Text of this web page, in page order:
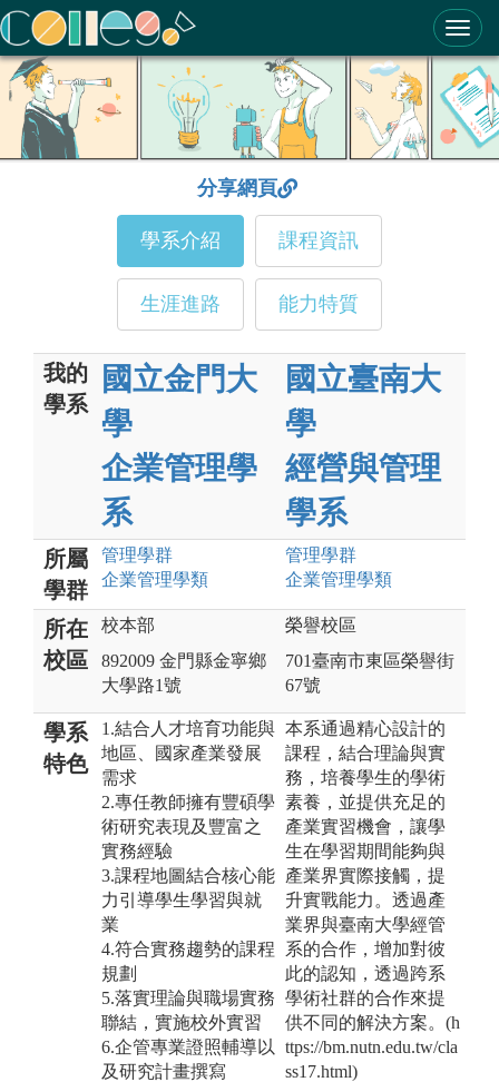
ColleGo! 大學選才與高中育才輔助系統
分享網頁
學系介紹 課程資訊
生涯進路 能力特質
我的
學系
國立金門大
學
企業管理學
系
國立臺南大
學
經營與管理
學系
所屬
學群
管理學群
企業管理學類
管理學群
企業管理學類
所在
校區
校本部
892009 金門縣金寧鄉
大學路1號
榮譽校區
701臺南市東區榮譽街
67號
學系
特色
1.結合人才培育功能與
地區、國家產業發展
需求
2.專任教師擁有豐碩學
術研究表現及豐富之
實務經驗
3.課程地圖結合核心能
力引導學生學習與就
業
4.符合實務趨勢的課程
規劃
5.落實理論與職場實務
聯結，實施校外實習
6.企管專業證照輔導以
及研究計畫撰寫
本系通過精心設計的
課程，結合理論與實
務，培養學生的學術
素養，並提供充足的
產業實習機會，讓學
生在學習期間能夠與
產業界實際接觸，提
升實戰能力。透過產
業界與臺南大學經管
系的合作，增加對彼
此的認知，透過跨系
學術社群的合作來提
供不同的解決方案。(h
ttps://bm.nutn.edu.tw/cla
ss17.html)